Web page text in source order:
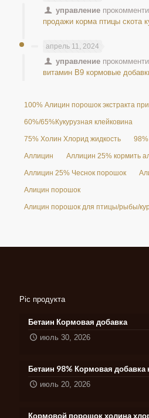
управление
продажи корма птицы скота
апрель 11, 2024
управление
витамин B9 кормовые
100% Алицин порошок экстракта
60%/65%Кукурузная клейковина
75% Холин Хлорид жидкость
Аллицин Аллицин 25% кормить
Аллицин 25% Чеснок порошок
Алицин порошок
Алицин порошок для птицы/рыбы/
Pic продукта
Бетаин Кормовая добавка
июль 30, 2026
Бетаин 98% Кормовая добавка
июль 20, 2026
Кормовой порошок холина